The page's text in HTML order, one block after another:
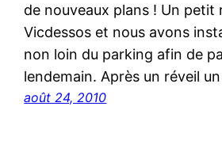
de nouveaux plans ! Un petit
Vicdessos et nous avons
non loin du parking afin de
lendemain. Après un réveil
août 24, 2010